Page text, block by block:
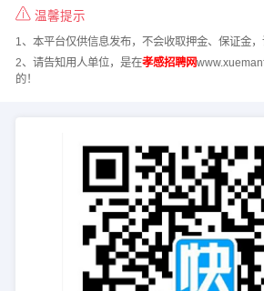
温馨提示
1、本平台仅供信息发布，不会收取押金、保证金，
2、请告知用人单位，是在孝感招聘网
的！